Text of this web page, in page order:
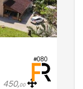
#080
450,00